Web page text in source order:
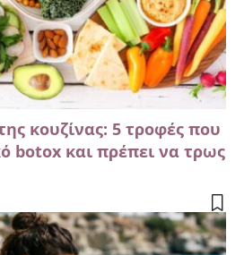
κουζίνας: 5 τροφές που
botox και πρέπει να τρως